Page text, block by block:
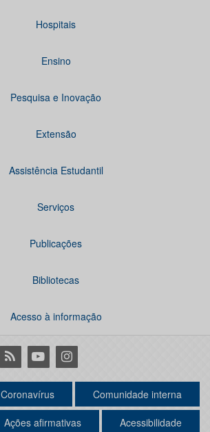
Hospitais
Ensino
Pesquisa e Inovação
Extensão
Assistência Estudantil
Serviços
Publicações
Bibliotecas
Acesso à informação
RSS YoutubeInstagram
Coronavírus Comunidade interna
Ações afirmativas Acessibilidade